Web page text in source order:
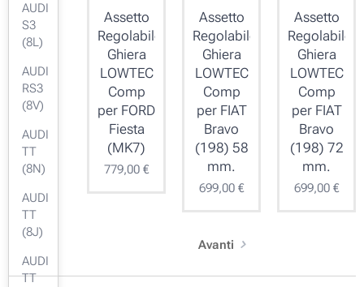
AUDI
S3
(8L)
AUDI
RS3
(8V)
AUDI
TT
(8N)
AUDI
TT
(8J)
AUDI
TT
Assetto
Regolabile
Ghiera
LOWTEC
Comp
per FORD
Fiesta
(MK7)
779,00€
Assetto
Regolabile
Ghiera
LOWTEC
Comp
per FIAT
Bravo
(198) 58
mm.
699,00€
Assetto
Regolabile
Ghiera
LOWTEC
Comp
per FIAT
Bravo
(198) 72
mm.
699,00€
Avanti